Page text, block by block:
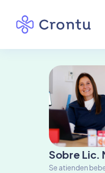
Sobre Lic.
Se atienden